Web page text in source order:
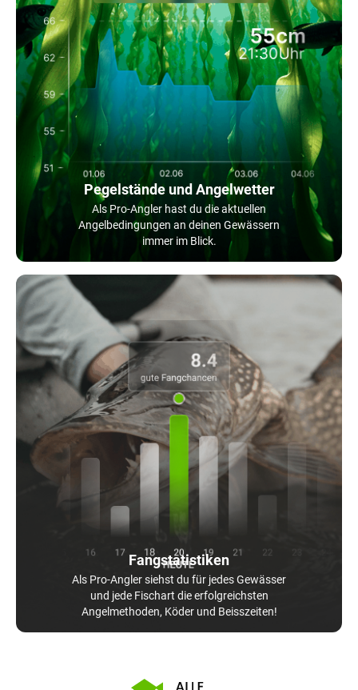
Pegelstände und Angelwetter
Als Pro-Angler hast du die aktuellen
Angelbedingungen an deinen Gewässern
immer im Blick.
Fangstatistiken
Als Pro-Angler siehst du für jedes Gewässer
und jede Fischart die erfolgreichsten
Angelmethoden, Köder und Beisszeiten!